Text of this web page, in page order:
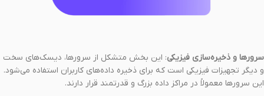
سرورها و ذخیره‌سازی فیزیکی: این بخش متشکل از سرورها، دیسک‌های سخت
و دیگر تجهیزات فیزیکی است که برای ذخیره داده‌های کاربران استفاده می‌شود.
این سرورها معمولاً در مراکز داده بزرگ و قدرتمند قرار دارند.